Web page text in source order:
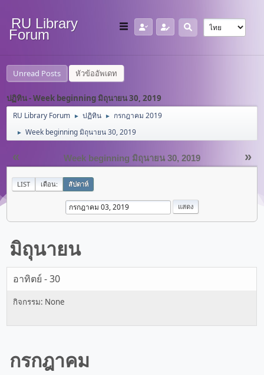
RU Library
Forum
Unread Posts หัวข้ออัพเดท
ปฏิทิน - Week beginning มิถุนายน 30, 2019
RU Library Forum ► ปฏิทิน ► กรกฎาคม 2019
► Week beginning มิถุนายน 30, 2019
« »
Week beginning มิถุนายน 30, 2019
LIST เดือน: สัปดาห์
มิถุนายน
อาทิตย์ - 30
กรกฎาคม